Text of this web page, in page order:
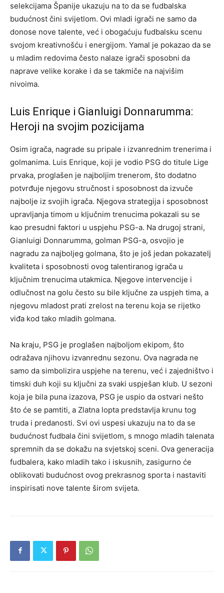
selekcijama Španije ukazuju na to da se fudbalska
budućnost čini svijetlom. Ovi mladi igrači ne samo da
donose nove talente, već i obogaćuju fudbalsku scenu
svojom kreativnošću i energijom. Yamal je pokazao da se
u mladim redovima često nalaze igrači sposobni da
naprave velike korake i da se takmiče na najvišim
nivoima.
Luis Enrique i Gianluigi Donnarumma:
Heroji na svojim pozicijama
Osim igrača, nagrade su pripale i izvanrednim trenerima i
golmanima. Luis Enrique, koji je vodio PSG do titule Lige
prvaka, proglašen je najboljim trenerom, što dodatno
potvrđuje njegovu stručnost i sposobnost da izvuče
najbolje iz svojih igrača. Njegova strategija i sposobnost
upravljanja timom u ključnim trenucima pokazali su se
kao presudni faktori u uspjehu PSG-a. Na drugoj strani,
Gianluigi Donnarumma, golman PSG-a, osvojio je
nagradu za najboljeg golmana, što je još jedan pokazatelj
kvaliteta i sposobnosti ovog talentiranog igrača u
ključnim trenucima utakmica. Njegove intervencije i
odlučnost na golu često su bile ključne za uspjeh tima, a
njegovu mladost prati zrelost na terenu koja se rijetko
viđa kod tako mladih golmana.
Na kraju, PSG je proglašen najboljom ekipom, što
odražava njihovu izvanrednu sezonu. Ova nagrada ne
samo da simbolizira uspjehe na terenu, već i zajedništvo i
timski duh koji su ključni za svaki uspješan klub. U sezoni
koja je bila puna izazova, PSG je uspio da ostvari nešto
što će se pamtiti, a Zlatna lopta predstavlja krunu tog
truda i predanosti. Svi ovi uspesi ukazuju na to da se
budućnost fudbala čini svijetlom, s mnogo mladih talenata
spremnih da se dokažu na svjetskoj sceni. Ova generacija
fudbalera, kako mladih tako i iskusnih, zasigurno će
oblikovati budućnost ovog prekrasnog sporta i nastaviti
inspirisati nove talente širom svijeta.